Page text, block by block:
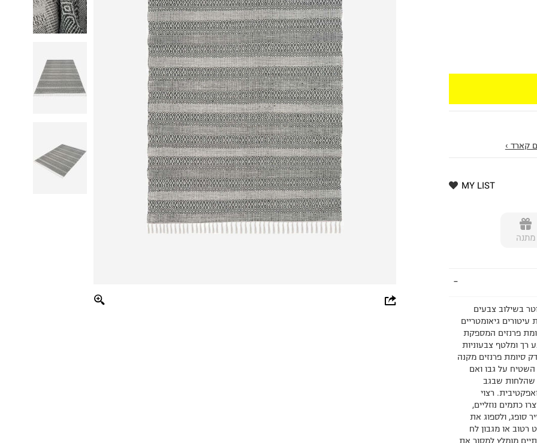
קארד ›
MY LIST
מתנה
בשילוב צבעים
גיאומטריים
פרנזים המספקת
מקנה לשטיח מגע רך ומלטף צבעוניות
סיומת פרנזים מקנה
על גבו ואם
שבגב
רצוי
כתמים נוזליים,
סופג, ולספוג את
רטוב או מגבון לח
מומלץ למסור את